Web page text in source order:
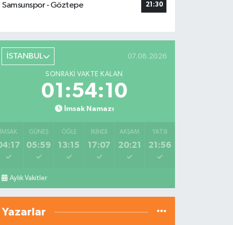
Samsunspor - Göztepe
21:30
İSTANBUL 07.08.2026
SONRAKI VAKTE KALAN
01:54:09
İmsak Namazı
İMSAK GÜNEŞ
05:59
ÖĞLE
13:15
İKINDI
17:07
AKŞAM
20:21
YATSI
21:56
Aylık Vakitler
Yazarlar